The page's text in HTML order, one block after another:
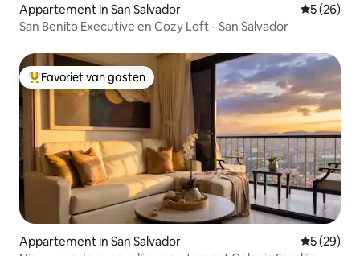
Appartement in San Salvador
5 (26)
San Benito Executive en Cozy Loft - San Salvador
Topfavoriet van gasten
Favoriet van gasten
Appartement in San Salvador
5 (29)